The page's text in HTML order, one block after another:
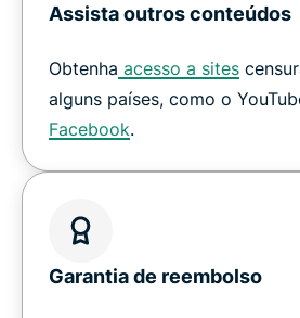
Assista outros conteúdos
Obtenha acesso a sites
alguns países, como o
Facebook.
Garantia de reembolso